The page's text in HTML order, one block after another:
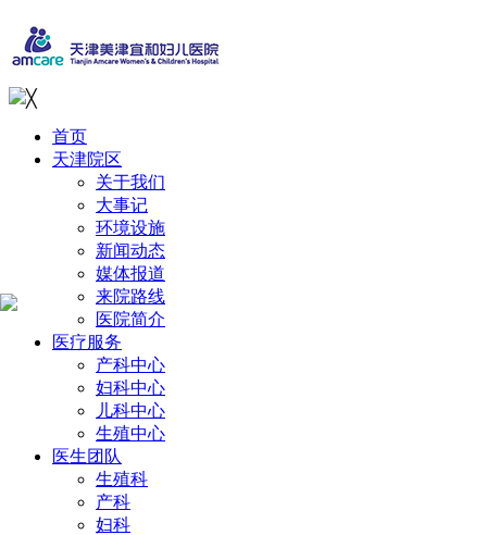
╳
首页
天津院区
关于我们
大事记
环境设施
新闻动态
媒体报道
来院路线
医院简介
医疗服务
产科中心
妇科中心
儿科中心
生殖中心
医生团队
生殖科
产科
妇科